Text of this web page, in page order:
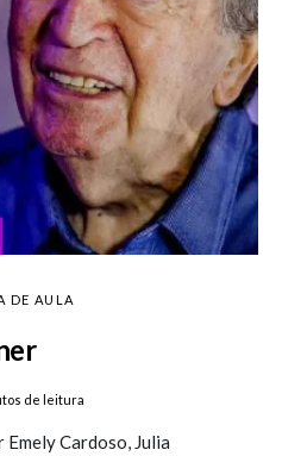
DE AULA
de leitura
Cardoso, Julia